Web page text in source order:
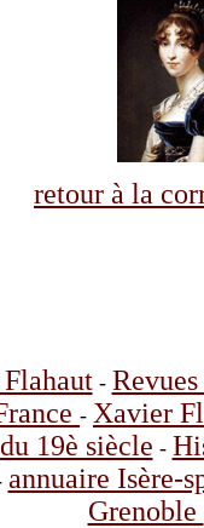
retour à la
-
- Xavier
du 19è siècle -
annuaire Isère-
Grenoble